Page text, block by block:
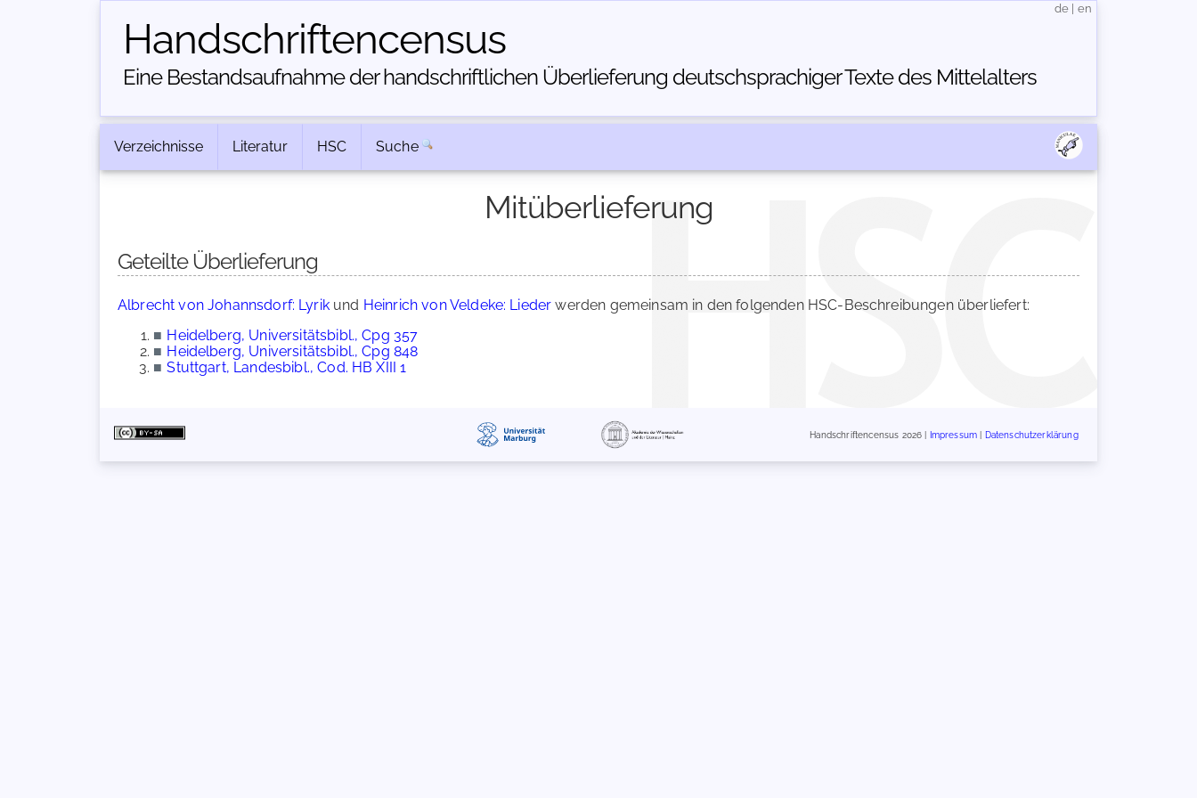
Handschriften­census
Eine Bestandsaufnahme der handschriftlichen Über­lieferung deutschsprachiger Texte des Mittelalters
de en
Verzeichnisse Literatur HSC Suche
Mitüberlieferung
Geteilte Überlieferung
Albrecht von Johannsdorf: Lyrikund Heinrich von Veldeke: Lieder werden gemeinsam in den folgenden HSC-Beschreibungen überliefert:
■ Heidelberg, Universitätsbibl., Cpg 357
■ Heidelberg, Universitätsbibl., Cpg 848
■ Stuttgart, Landesbibl., Cod. HB XIII 1
Handschriftencensus 2026 | Impressum Datenschutzerklärung